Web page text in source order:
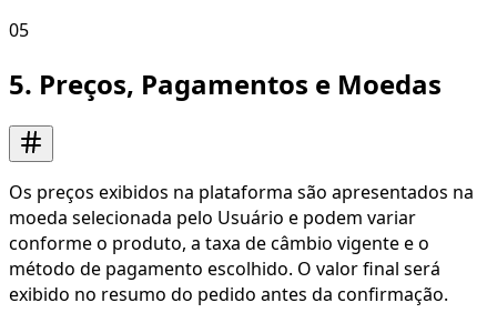
05
5. Preços, Pagamentos e Moedas
Os preços exibidos na plataforma são apresentados na
moeda selecionada pelo Usuário e podem variar
conforme o produto, a taxa de câmbio vigente e o
método de pagamento escolhido. O valor final será
exibido no resumo do pedido antes da confirmação.